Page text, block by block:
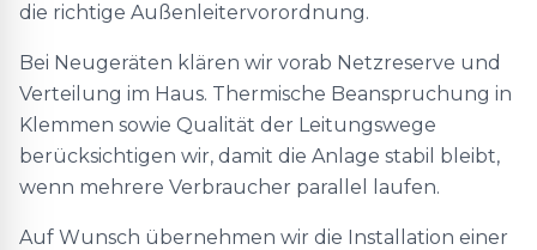
die richtige Außenleitervorordnung.
Bei Neugeräten klären wir vorab Netzreserve und
Verteilung im Haus. Thermische Beanspruchung in
Klemmen sowie Qualität der Leitungswege
berücksichtigen wir, damit die Anlage stabil bleibt,
wenn mehrere Verbraucher parallel laufen.
Auf Wunsch übernehmen wir die Installation einer